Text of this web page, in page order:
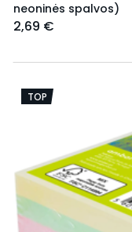
neoninės spalvos)
2,69 €
TOP